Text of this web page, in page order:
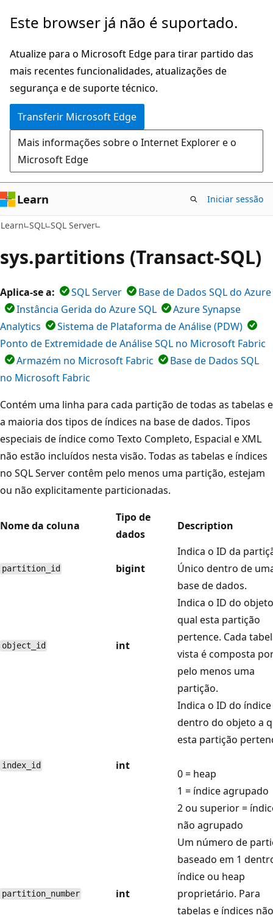
Saltar
o
conteúdo
principal
Este browser já não é suportado.
Atualize para o Microsoft Edge para tirar partido das
mais recentes funcionalidades, atualizações de
segurança e de suporte técnico.
Transferir Microsoft Edge
Mais informações sobre o Internet Explorer e o
Microsoft Edge
Learn Iniciar sessão
Learn SQL SQL Server
sys.partitions (Transact-SQL)
Aplica-se a: SQL Server
Base de Dados SQL do Azure
Instância Gerida do Azure SQL
Azure Synapse
Analytics
Sistema de Plataforma de Análise (PDW)
Ponto de Extremidade de Análise SQL no Microsoft Fabric
Armazém no Microsoft Fabric
Base de Dados SQL
no Microsoft Fabric
Contém uma linha para cada partição de todas as tabelas e
a maioria dos tipos de índices na base de dados. Tipos
especiais de índice como Texto Completo, Espacial e XML
não estão incluídos nesta visão. Todas as tabelas e índices
no SQL Server contêm pelo menos uma partição, estejam
ou não explicitamente particionadas.
Nome da coluna
Tipo de
dados
Description
partition_id bigint
Indica o ID da
Único dentro de
base de dados.
object_id int
Indica o ID do
qual esta partição
pertence. Cada
vista é composta
pelo menos uma
partição.
index_id int
Indica o ID do índice
dentro do objeto a
esta partição
0 = heap
1 = índice agrupado
2 ou superior =
não agrupado
partition_number int
Um número de
baseado em 1
índice ou heap
proprietário. Para
tabelas e índices não